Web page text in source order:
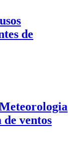
de
ventos